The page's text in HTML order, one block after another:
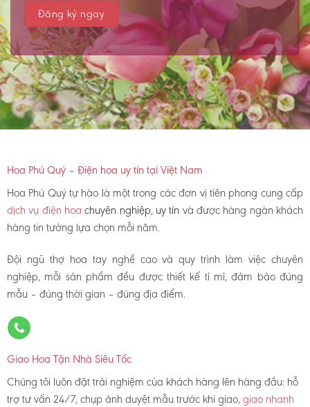
Hoa Phú Quý – Điện hoa uy tín tại Việt Nam
Hoa Phú Quý tự hào là một trong các đơn vị tiên phong cung cấp
dịch vụ điện hoachuyên nghiệp, uy tín và được hàng ngàn khách
hàng tin tưởng lựa chọn mỗi năm.
Đội ngũ thợ hoa tay nghề cao và quy trình làm việc chuyên
nghiệp, mỗi sản phẩm đều được thiết kế tỉ mỉ, đảm bảo đúng
mẫu – đúng thời gian – đúng địa điểm.
Giao Hoa Tận Nhà Siêu Tốc
Chúng tôi luôn đặt trải nghiệm của khách hàng lên hàng đầu: hỗ
trợ tư vấn 24/7, chụp ảnh duyệt mẫu trước khi giao,giao nhanh